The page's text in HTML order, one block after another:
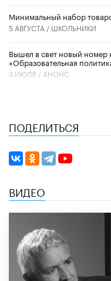
Минимальный набор
5 АВГУСТА / ШКОЛЬНИКИ
Вышел в свет новый номер
«Образовательная
3 ИЮЛЯ / АНОНС
ПОДЕЛИТЬСЯ
ВИДЕО